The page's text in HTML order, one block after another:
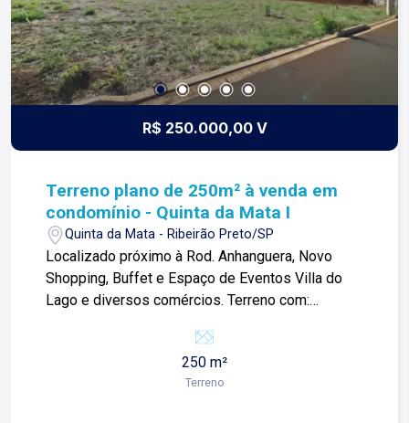
R$ 250.000,00 V
Terreno plano de 250m² à venda em
condomínio - Quinta da Mata I
Quinta da Mata - Ribeirão Preto/SP
Localizado próximo à Rod. Anhanguera, Novo
Shopping, Buffet e Espaço de Eventos Villa do
Lago e diversos comércios. Terreno com:
-Ideal para investimentos; -Lote de ilha; Para
mais informações e agendar visita, entre em
250 m²
Terreno